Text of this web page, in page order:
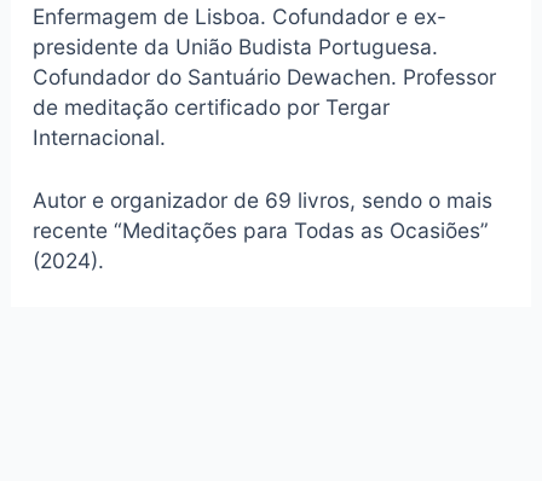
Enfermagem de Lisboa. Cofundador e ex-
presidente da União Budista Portuguesa.
Cofundador do Santuário Dewachen. Professor
de meditação certificado por Tergar
Internacional.
Autor e organizador de 69 livros, sendo o mais
recente “Meditações para Todas as Ocasiões”
(2024).